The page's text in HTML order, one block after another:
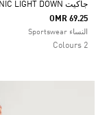
Selected
جاكيت HELIONIC LIGHT DOWN
OMR 69.25
النساء Sportswear
2 Colours